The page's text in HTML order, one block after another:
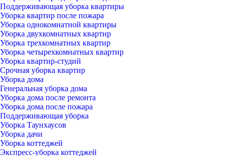
Поддерживающая уборка квартиры
Уборка квартир после пожара
Уборка однокомнатной квартиры
Уборка двухкомнатных квартир
Уборка трехкомнатных квартир
Уборка четырехкомнатных квартир
Уборка квартир-студий
Срочная уборка квартир
Уборка дома
Генеральная уборка дома
Уборка дома после ремонта
Уборка дома после пожара
Поддерживающая уборка
Уборка Таунхаусов
Уборка дачи
Уборка коттеджей
Экспресс-уборка коттеджей